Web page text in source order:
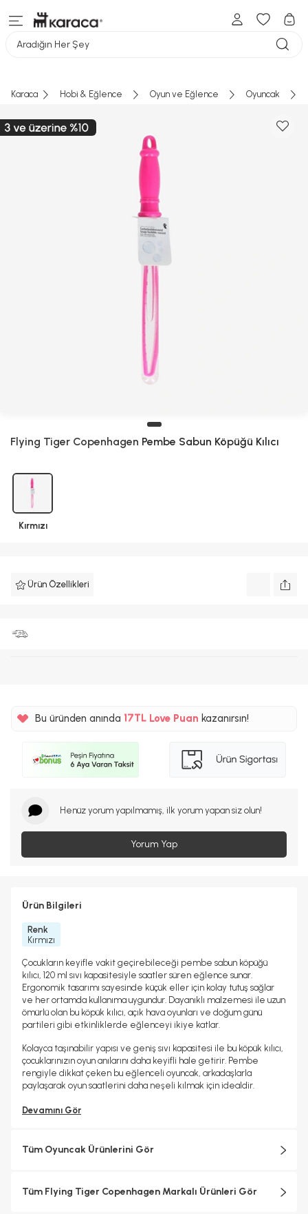
Aradığın Her Şey
Karaca Hobi & Eğlence Oyun ve Eğlence Oyuncak
Flying Tiger Copenhagen Pembe Sabun Köpüğü Kılıcı
Kırmızı
Ürün Özellikleri
Bu üründen anında 17TL Love Puan kazanırsın!
Henüz yorum yapılmamış, ilk yorum yapan siz olun!
Yorum Yap
Ürün Bilgileri
Renk
Kırmızı
Çocukların keyifle vakit geçirebileceği pembe sabun köpüğü
kılıcı, 120 ml sıvı kapasitesiyle saatler süren eğlence sunar.
Ergonomik tasarımı sayesinde küçük eller için kolay tutuş sağlar
ve her ortamda kullanıma uygundur. Dayanıklı malzemesi ile uzun
ömürlü olan bu köpük kılıcı, açık hava oyunları ve doğum günü
partileri gibi etkinliklerde eğlenceyi ikiye katlar.
Kolayca taşınabilir yapısı ve geniş sıvı kapasitesi ile bu köpük kılıcı,
çocuklarınızın oyun anılarını daha keyifli hale getirir. Pembe
rengiyle dikkat çeken bu eğlenceli oyuncak, arkadaşlarla
paylaşarak oyun saatlerini daha neşeli kılmak için idealdir.
Devamını Gör
Tüm Oyuncak Ürünlerini Gör
Tüm Flying Tiger Copenhagen Markalı Ürünleri Gör